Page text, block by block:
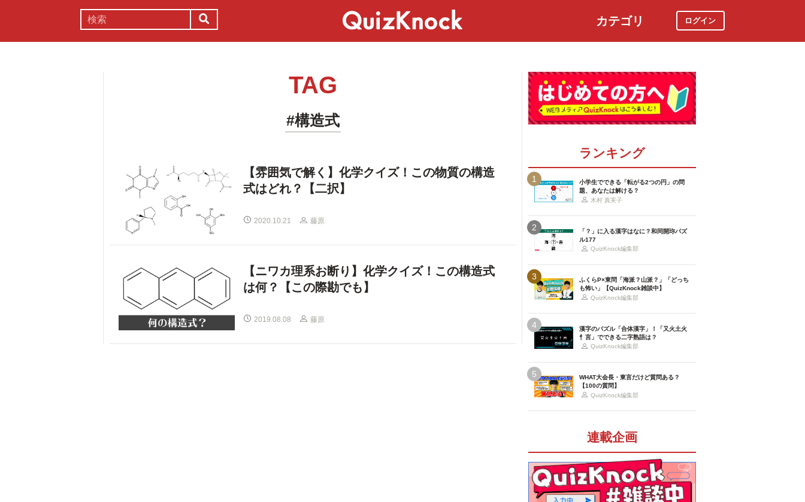
カテゴリ ログイン
TAG
#構造式
【雰囲気で解く】化学クイズ！この物質の構造
式はどれ？【二択】
2020.10.21 藤原
【ニワカ理系お断り】化学クイズ！この構造式
は何？【この際勘でも】
2019.08.08 藤原
ランキング
1
小学生でできる「転がる2つの円」の問
題、あなたは解ける？
木村 真実子
2
「？」に入る漢字はなに？和同開珎パズ
ル177
QuizKnock編集部
3
ふくらP×東問「海派？山派？」「どっち
も怖い」【QuizKnock雑談中】
QuizKnock編集部
4
漢字のパズル「合体漢字」！「又火土火
忄言」でできる二字熟語は？
QuizKnock編集部
5
WHAT大会長・東言だけど質問ある？
【100の質問】
QuizKnock編集部
連載企画